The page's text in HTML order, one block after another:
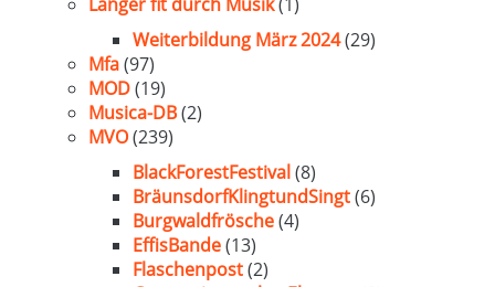
Weiterbildung März 2024(29)
Mfa(97)
MOD(19)
Musica-DB(2)
MVO(239)
BlackForestFestival(8)
BräunsdorfKlingtundSingt(6)
Burgwaldfrösche(4)
EffisBande(13)
Flaschenpost(2)